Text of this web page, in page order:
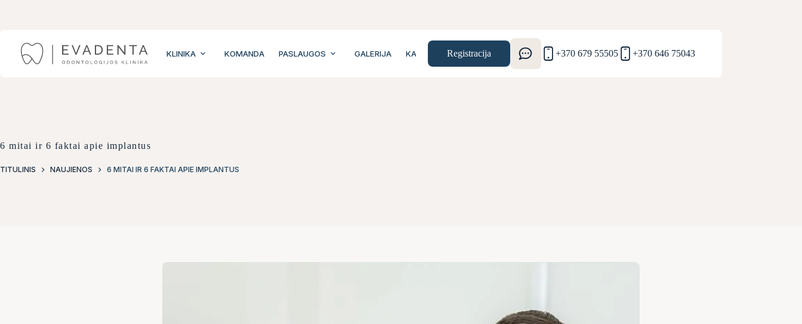
KLINIKA KOMANDA PASLAUGOS GALERIJA KAINOS KONTAKTAI
Registracija +370 679 55505 +370 646 75043
6 mitai ir 6 faktai apie implantus
TITULINIS NAUJIENOS 6 MITAI IR 6 FAKTAI APIE IMPLANTUS